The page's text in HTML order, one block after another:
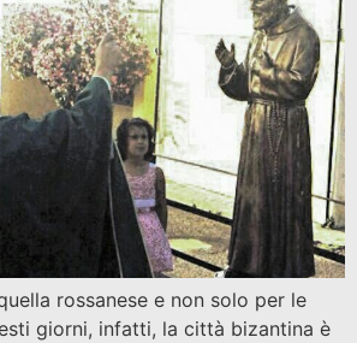
rossanese e non solo per le
giorni, infatti, la città bizantina è